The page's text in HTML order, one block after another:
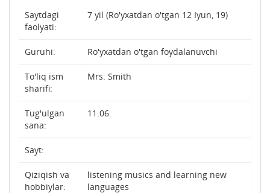
Saytdagi
faolyati:
7 yil (Ro'yxatdan o'tgan 12 Iyun, 19)
Guruhi: Ro'yxatdan o'tgan foydalanuvchi
To'liq ism
sharifi:
Mrs. Smith
Tug'ulgan
sana:
11.06.
Sayt:
Qiziqish va
hobbiylar:
listening musics and learning new
languages